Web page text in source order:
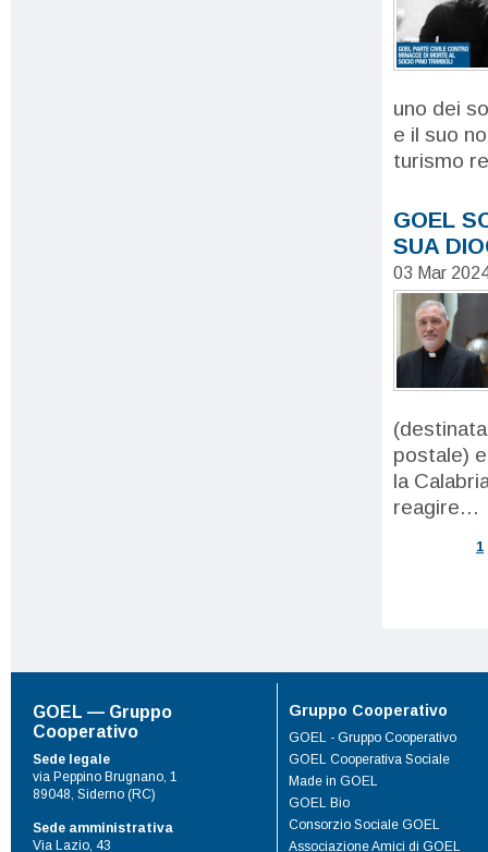
uno dei
e il suo
turismo
GOEL
SUA
03 Mar
postale)
la
reagire...
1
GOEL — Gruppo
Cooperativo
Sede legale
via Peppino Brugnano, 1
89048, Siderno (RC)
Sede amministrativa
Via Lazio, 43
Gruppo Cooperativo
GOEL - Gruppo Cooperativo
GOEL Cooperativa Sociale
Made in GOEL
GOEL Bio
Consorzio Sociale GOEL
Associazione Amici di GOEL